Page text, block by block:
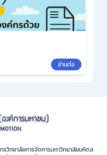
อ่านต่อ
วิทยาลัยการจัดการมหาวิทยาลัยมหิดล